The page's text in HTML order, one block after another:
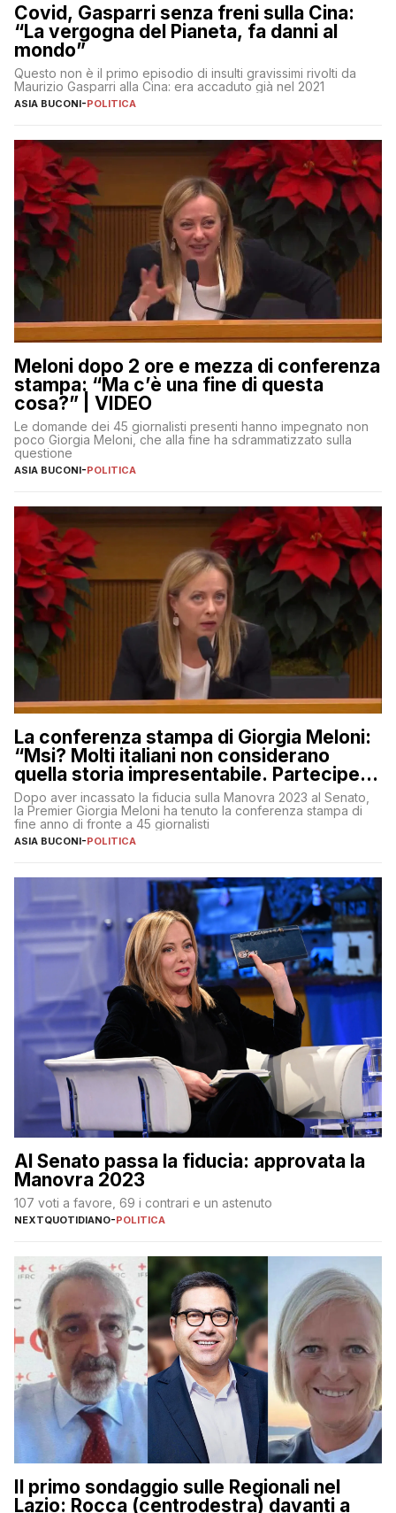
Covid, Gasparri senza freni sulla Cina:
“La vergogna del Pianeta, fa danni al
mondo”
Questo non è il primo episodio di insulti gravissimi rivolti da
Maurizio Gasparri alla Cina: era accaduto già nel 2021
ASIA BUCONI-POLITICA
Meloni dopo 2 ore e mezza di conferenza
stampa: “Ma c’è una fine di questa
cosa?” | VIDEO
Le domande dei 45 giornalisti presenti hanno impegnato non
poco Giorgia Meloni, che alla fine ha sdrammatizzato sulla
questione
ASIA BUCONI-POLITICA
La conferenza stampa di Giorgia Meloni:
“Msi? Molti italiani non considerano
quella storia impresentabile. Parteciperò
al 25 aprile”
Dopo aver incassato la fiducia sulla Manovra 2023 al Senato,
la Premier Giorgia Meloni ha tenuto la conferenza stampa di
fine anno di fronte a 45 giornalisti
ASIA BUCONI-POLITICA
Al Senato passa la fiducia: approvata la
Manovra 2023
107 voti a favore, 69 i contrari e un astenuto
NEXTQUOTIDIANO-POLITICA
Il primo sondaggio sulle Regionali nel
Lazio: Rocca (centrodestra) davanti a